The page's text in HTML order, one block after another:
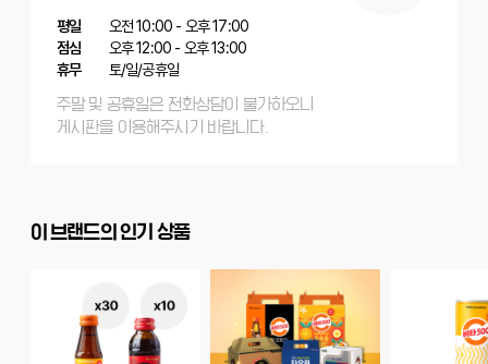
평일
오전 10:00 - 오후 17:00
점심
오후 12:00 - 오후 13:00
휴무
토/일/공휴일
주말 및 공휴일은 전화상담이 불가하오니
게시판을 이용해주시기 바랍니다.
이 브랜드의 인기 상품